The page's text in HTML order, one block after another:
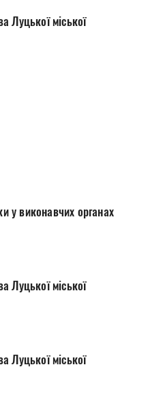
Луцької міської
Луцької міської
Луцької міської